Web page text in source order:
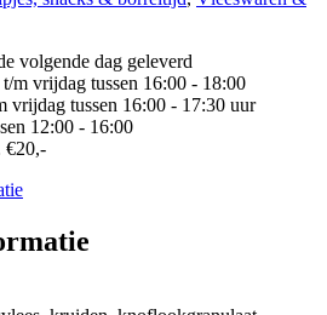
volgende dag geleverd
m vrijdag tussen 16:00 - 18:00
vrijdag tussen 16:00 - 17:30 uur
12:00 - 16:00
€20,-